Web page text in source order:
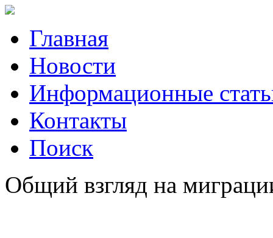
Главная
Новости
Информационные
Контакты
Поиск
Общий взгляд на